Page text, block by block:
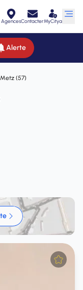
AgencesContacterMyCitya
Alerte
Metz (57)